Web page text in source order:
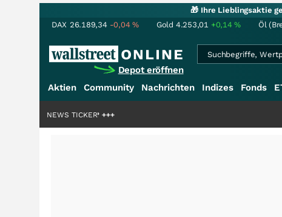
🎁 Ihre Lieblingsaktie
DAX 26.189,34 -0,04% Gold 4.253,01 +0,14% Öl
Depot eröffnen
Aktien Community Nachrichten Indizes Fonds
+++
NEWS TICKER